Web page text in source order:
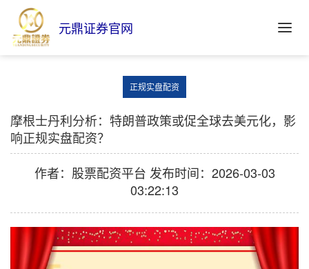
元鼎证券官网
正规实盘配资
摩根士丹利分析：特朗普政策或促全球去美元化，影
响正规实盘配资？
作者：股票配资平台 发布时间：2026-03-03
03:22:13